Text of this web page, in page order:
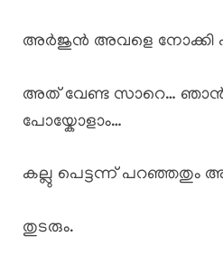
അർജുൻ അവളെ നോക്കി
അത് വേണ്ട സാറെ… ഞാൻ
പോയ്കോളാം…
കല്ലു പെട്ടന്ന് പറഞ്ഞതും
തുടരും.